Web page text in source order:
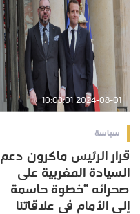
2024-08-01 10:03:01
سياسة
قرار الرئيس ماكرون دعم
السيادة المغربية على
صحرائه “خطوة حاسمة
إلى الأمام في علاقاتنا